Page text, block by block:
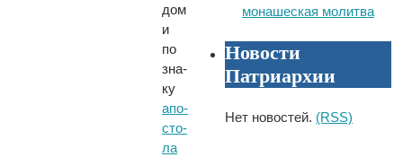
дом
и
по
зна­
ку
апо­
сто­
ла
монашеская молитва
Новости
Патриархии
Нет новостей. (RSS)